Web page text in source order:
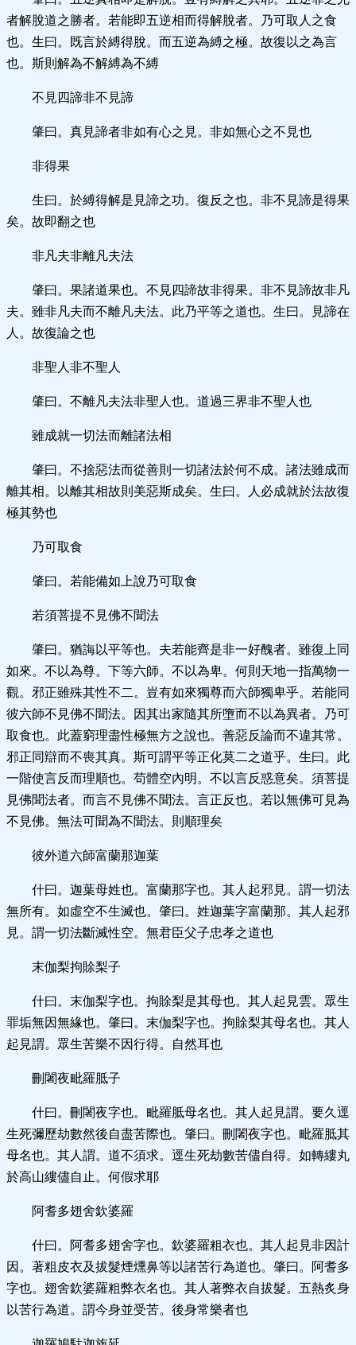
者解脫道之勝者。若能即五逆相而得解脫者。乃可取人之食
也。生曰。既言於縛得脫。而五逆為縛之極。故復以之為言
也。斯則解為不解縛為不縛
不見四諦非不見諦
肇曰。真見諦者非如有心之見。非如無心之不見也
非得果
生曰。於縛得解是見諦之功。復反之也。非不見諦是得果
矣。故即翻之也
非凡夫非離凡夫法
肇曰。果諸道果也。不見四諦故非得果。非不見諦故非凡
夫。雖非凡夫而不離凡夫法。此乃平等之道也。生曰。見諦在
人。故復論之也
非聖人非不聖人
肇曰。不離凡夫法非聖人也。道過三界非不聖人也
雖成就一切法而離諸法相
肇曰。不捨惡法而從善則一切諸法於何不成。諸法雖成而
離其相。以離其相故則美惡斯成矣。生曰。人必成就於法故復
極其勢也
乃可取食
肇曰。若能備如上說乃可取食
若須菩提不見佛不聞法
肇曰。猶誨以平等也。夫若能齊是非一好醜者。雖復上同
如來。不以為尊。下等六師。不以為卑。何則天地一指萬物一
觀。邪正雖殊其性不二。豈有如來獨尊而六師獨卑乎。若能同
彼六師不見佛不聞法。因其出家隨其所墮而不以為異者。乃可
取食也。此蓋窮理盡性極無方之說也。善惡反論而不違其常。
邪正同辯而不喪其真。斯可謂平等正化莫二之道乎。生曰。此
一階使言反而理順也。苟體空內明。不以言反惑意矣。須菩提
見佛聞法者。而言不見佛不聞法。言正反也。若以無佛可見為
不見佛。無法可聞為不聞法。則順理矣
彼外道六師富蘭那迦葉
什曰。迦葉母姓也。富蘭那字也。其人起邪見。謂一切法
無所有。如虛空不生滅也。肇曰。姓迦葉字富蘭那。其人起邪
見。謂一切法斷滅性空。無君臣父子忠孝之道也
末伽梨拘賖梨子
什曰。末伽梨字也。拘賖梨是其母也。其人起見雲。眾生
罪垢無因無緣也。肇曰。末伽梨字也。拘賖梨其母名也。其人
起見謂。眾生苦樂不因行得。自然耳也
刪闍夜毗羅胝子
什曰。刪闍夜字也。毗羅胝母名也。其人起見謂。要久逕
生死彌歷劫數然後自盡苦際也。肇曰。刪闍夜字也。毗羅胝其
母名也。其人謂。道不須求。逕生死劫數苦儘自得。如轉縷丸
於高山縷儘自止。何假求耶
阿耆多翅舍欽婆羅
什曰。阿耆多翅舍字也。欽婆羅粗衣也。其人起見非因計
因。著粗皮衣及拔髮煙燻鼻等以諸苦行為道也。肇曰。阿耆多
字也。翅舍欽婆羅粗弊衣名也。其人著弊衣自拔髮。五熱炙身
以苦行為道。謂今身並受苦。後身常樂者也